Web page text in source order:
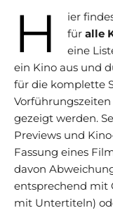
H
ier
für alle
eine
ein Kino aus und
für die komplette
gezeigt werden.
Previews und
Fassung eines
davon
entsprechend mit
mit Untertiteln)